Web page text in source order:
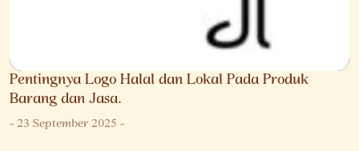
Pentingnya Logo Halal dan Lokal Pada Produk
Barang dan Jasa.
-23 September 2025-